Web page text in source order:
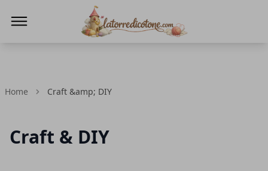
Home Craft &amp; DIY
Craft & DIY